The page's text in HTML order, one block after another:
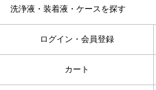
洗浄液・装着液・ケースを探す
ログイン・会員登録
カート